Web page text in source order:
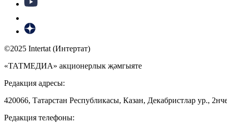
©2025 Intertat (Интертат)
«ТАТМЕДИА» акционерлык җәмгыяте
Редакция адресы:
420066, Татарстан Республикасы, Казан, Декабристлар ур.,
Редакция телефоны: